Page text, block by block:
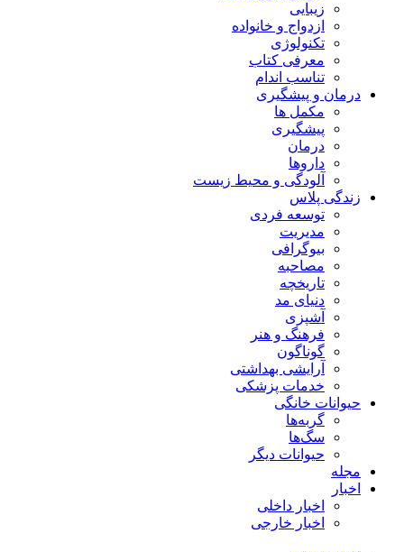
زیبایی
ازدواج و خانواده
تکنولوژی
معرفی کتاب
تناسب اندام
درمان و پیشگیری
مکمل ها
پیشگیری
درمان
داروها
آلودگی و محیط زیست
زندگی پلاس
توسعه فردی
مدیریت
بیوگرافی
مصاحبه
تاریخچه
دنیای مد
آشپزی
فرهنگ و هنر
گوناگون
آرایشی بهداشتی
خدمات پزشکی
حیوانات خانگی
گربه‌ها
سگ‌ها
حیوانات دیگر
مجله
اخبار
اخبار داخلی
اخبار خارجی